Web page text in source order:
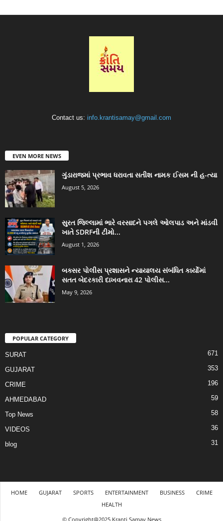
Contact us: info.krantisamay@gmail.com
EVEN MORE NEWS
ગુંડારાજમાં પ્રભાવ ધરાવતા સતીશ નામક ઈસમ ની હ-ત્યા
August 5, 2026
સુરત જિલ્લામાં ભારે વરસાદને પગલે ઓલપાડ અને માંડવી
ખાતે SDRFની ટીમો...
August 1, 2026
બક્સર પોલીસ પ્રશાસને ન્યાયાલય સંબંધિત કાર્યોમાં
સતત બેદરકારી દાખવનારા 42 પોલીસ...
May 9, 2026
POPULAR CATEGORY
SURAT 671
GUJARAT 353
CRIME 196
AHMEDABAD 59
Top News 58
VIDEOS 36
blog 31
HOME GUJARAT SPORTS ENTERTAINMENT BUSINESS
CRIME
HEALTH
© Copyright@2025 Kranti Samay News